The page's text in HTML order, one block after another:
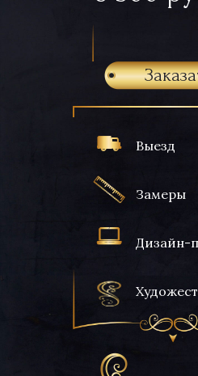
Выезд
Замеры
Дизайн-